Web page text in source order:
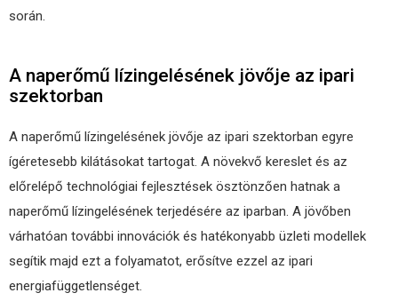
során.
A naperőmű lízingelésének jövője az ipari
szektorban
A naperőmű lízingelésének jövője az ipari szektorban egyre
ígéretesebb kilátásokat tartogat. A növekvő kereslet és az
előrelépő technológiai fejlesztések ösztönzően hatnak a
naperőmű lízingelésének terjedésére az iparban. A jövőben
várhatóan további innovációk és hatékonyabb üzleti modellek
segítik majd ezt a folyamatot, erősítve ezzel az ipari
energiafüggetlenséget.